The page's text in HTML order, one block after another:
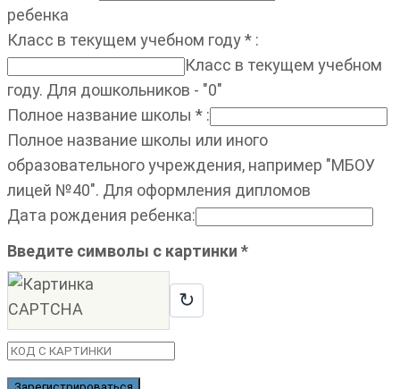
ребенка
Класс в текущем учебном году* :
Класс в текущем учебном
году. Для дошкольников - "0"
Полное название школы * :
Полное название школы или иного
образовательного учреждения, например "МБОУ
лицей №40". Для оформления дипломов
Дата рождения ребенка:
Введите символы с картинки *
↻